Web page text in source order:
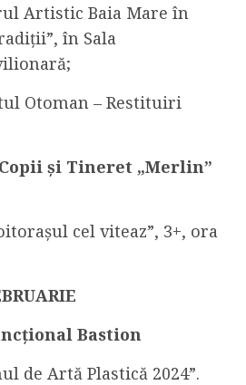
Artistic Baia Mare în
în Sala
Otoman – Restituiri
și Tineret „Merlin”
cel viteaz”, 3+, ora
Bastion
de Artă Plastică 2024”.